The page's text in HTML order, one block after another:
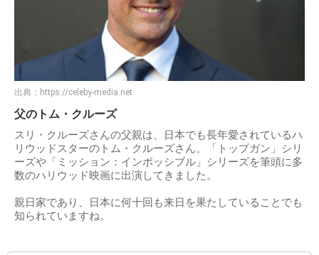
出典： https://celeby-media.net
父のトム・クルーズ
スリ・クルーズさんの父親は、日本でも長年愛されているハ
リウッドスターのトム・クルーズさん。「トップガン」シリ
ーズや「ミッション：インポッシブル」シリーズを筆頭に多
数のハリウッド映画に出演してきました。
親日家であり、日本に何十回も来日を果たしていることでも
知られていますね。